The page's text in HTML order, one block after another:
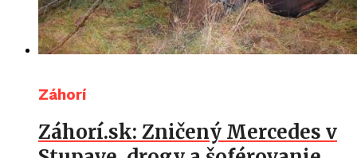
Záhorí
Záhorí.sk: Zničený Mercedes v